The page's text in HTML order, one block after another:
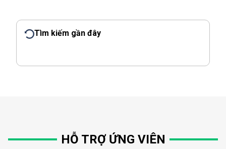
Tìm kiếm gần đây
HỖ TRỢ ỨNG VIÊN